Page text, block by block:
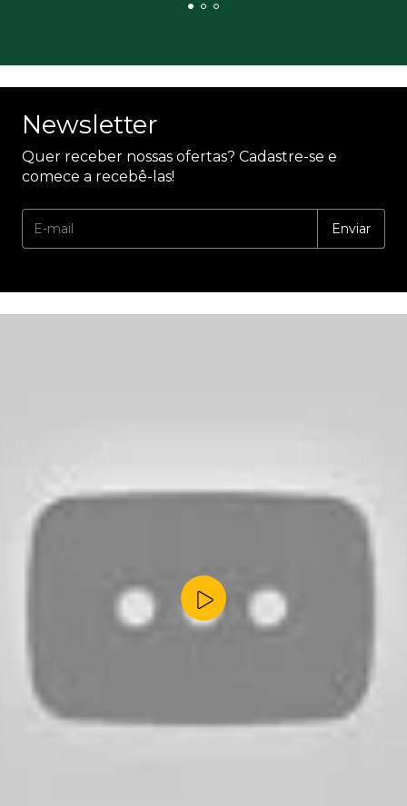
Newsletter
Quer receber nossas ofertas? Cadastre-se e
comece a recebê-las!